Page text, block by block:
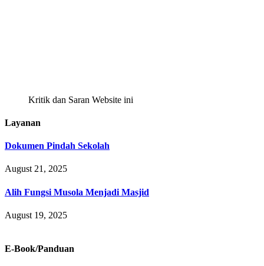
Kritik dan Saran Website ini
Layanan
Dokumen Pindah Sekolah
August 21, 2025
Alih Fungsi Musola Menjadi Masjid
August 19, 2025
E-Book/Panduan